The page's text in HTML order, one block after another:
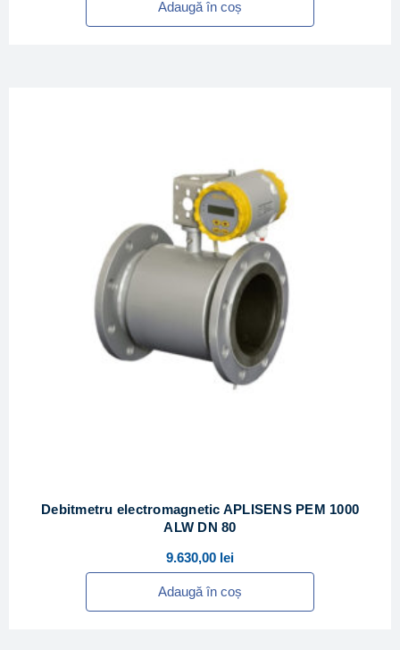
Adaugă în coș
Debitmetru electromagnetic APLISENS PEM 1000
ALW DN 80
9.630,00 lei
Adaugă în coș